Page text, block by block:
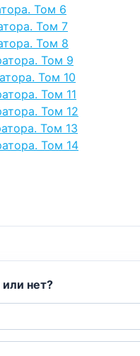
Том 6
Том 7
Том 8
Том 9
Том 10
Том 11
Том 12
Том 13
Том 14
или нет?